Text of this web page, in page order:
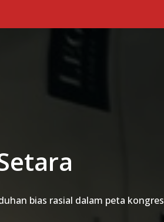
bias rasial dalam peta kongres